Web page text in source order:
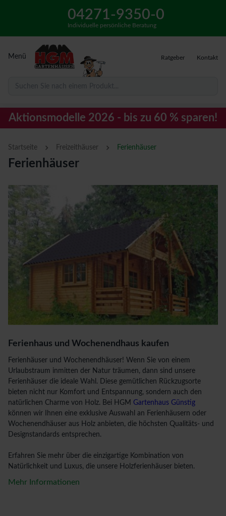
04271-9350-0
Individuelle persönliche Beratung
Menü Ratgeber Kontakt
Suchen Sie nach einem Produkt...
Aktionsmodelle 2026 - bis zu 60 % sparen!
Startseite › Freizeithäuser › Ferienhäuser
Ferienhäuser
Ferienhaus und Wochenendhaus kaufen
Ferienhäuser und Wochenendhäuser! Wenn Sie von einem
Urlaubstraum inmitten der Natur träumen, dann sind unsere
Ferienhäuser die ideale Wahl. Diese gemütlichen Rückzugsorte
bieten nicht nur Komfort und Entspannung, sondern auch den
natürlichen Charme von Holz. Bei HGM Gartenhaus Günstig
können wir Ihnen eine exklusive Auswahl an Ferienhäusern oder
Wochenendhäuser aus Holz anbieten, die höchsten Qualitäts- und
Designstandards entsprechen.
Erfahren Sie mehr über die einzigartige Kombination von
Natürlichkeit und Luxus, die unsere Holzferienhäuser bieten.
Mehr Informationen